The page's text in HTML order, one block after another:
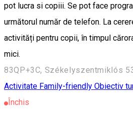
pot lucra si copiii. Se pot face
următorul număr de telefon. La
activități pentru copii, în timpul
mici.
83QP+3C, Székelyszentmiklós
Activitate Family-friendly Obiectiv
Închis